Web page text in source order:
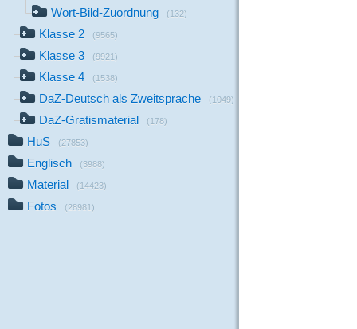
Wort-Bild-Zuordnung (132)
Klasse 2 (9565)
Klasse 3 (9921)
Klasse 4 (1538)
DaZ-Deutsch als Zweitsprache (1049)
DaZ-Gratismaterial (178)
HuS (27853)
Englisch (3988)
Material (14423)
Fotos (28981)